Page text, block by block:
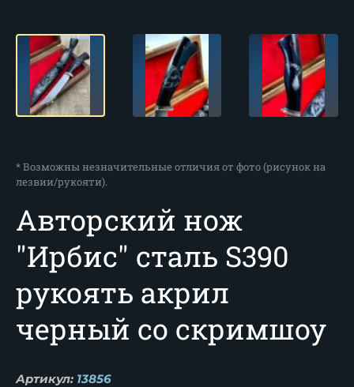
* Возможны незначительные отличия от фото (рисунок на
лезвии/рукояти).
Авторский нож
"Ирбис" сталь S390
рукоять акрил
черный со скримшоу
Артикул: 13856